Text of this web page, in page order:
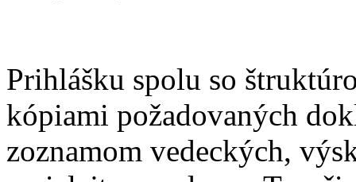
Prihlášku spolu so
kópiami požadovaných
zoznamom vedeckých,